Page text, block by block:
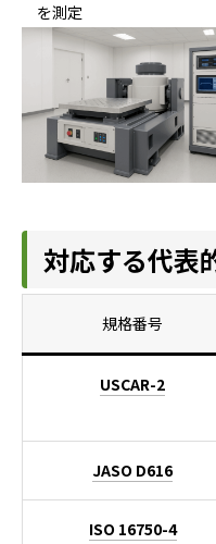
を測定
対応する代表
規格番号
USCAR-2
JASO D616
ISO 16750-4